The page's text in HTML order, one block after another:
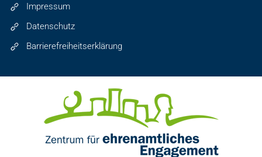
Impressum
Datenschutz
Barrierefreiheitserklärung